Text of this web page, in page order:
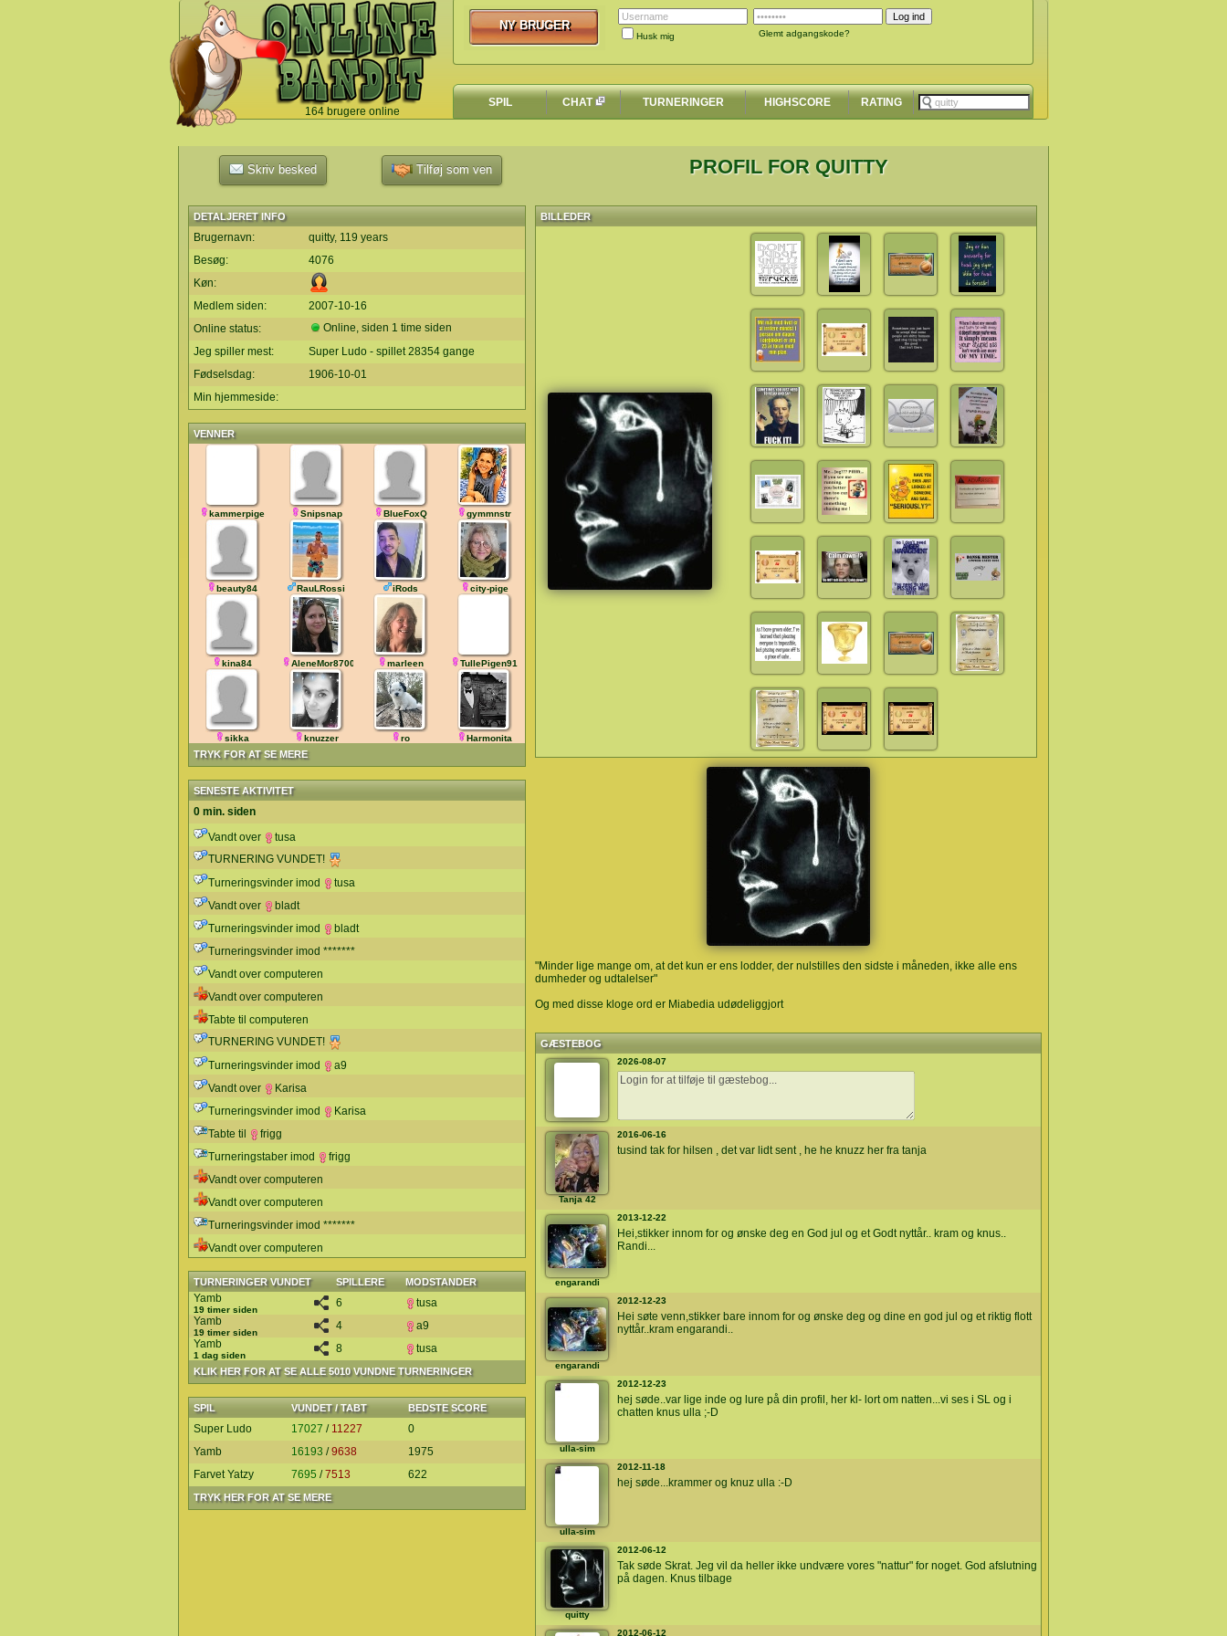
164 brugere online
`
Husk mig Glemt adgangskode?
NY BRUGER
NY BRUGER
SPIL CHAT TURNERINGER HIGHSCORE RATING
Skriv besked Tilføj som ven
DETALJERET INFO
Brugernavn:
quitty, 119 years
Besøg:
4076
Køn:
Medlem siden:
2007-10-16
Online status:
Online, siden 1 time siden
Jeg spiller mest:
Super Ludo - spillet 28354 gange
Fødselsdag:
1906-10-01
Min hjemmeside:
VENNER
TRYK FOR AT SE MERE
kammerpige Snipsnap BlueFoxQ gymmnstr
beauty84 RauLRossi iRods city-pige
kina84 AleneMor8700 marleen TullePigen91
sikka knuzzer ro Harmonita
SENESTE AKTIVITET
0 min. siden
Vandt over
tusa
TURNERING VUNDET!
Turneringsvinder imod
tusa
Vandt over
bladt
Turneringsvinder imod
bladt
Turneringsvinder imod *******
Vandt over computeren
Vandt over computeren
Tabte til computeren
TURNERING VUNDET!
Turneringsvinder imod
a9
Vandt over
Karisa
Turneringsvinder imod
Karisa
Tabte til
frigg
Turneringstaber imod
frigg
Vandt over computeren
Vandt over computeren
Turneringsvinder imod *******
Vandt over computeren
TURNERINGER VUNDET SPILLERE MODSTANDER
KLIK HER FOR AT SE ALLE 5010 VUNDNE TURNERINGER
Yamb
19 timer siden
6
tusa
Yamb
19 timer siden
4
a9
Yamb
1 dag siden
8 tusa
SPIL VUNDET / TABT BEDSTE SCORE
TRYK HER FOR AT SE MERE
Super Ludo 17027 / 11227
0
Yamb
16193 /9638
1975
Farvet Yatzy
7695 /7513 622
PROFIL FOR QUITTY
BILLEDER
"Minder lige mange om, at det kun er ens lodder, der nulstilles den sidste i måneden, ikke alle ens
dumheder og udtalelser"
Og med disse kloge ord er Miabedia udødeliggjort
GÆSTEBOG
2026-08-07
Tanja 42
2016-06-16
tusind tak for hilsen , det var lidt sent , he he knuzz her fra tanja
engarandi
2013-12-22
Hei,stikker innom for og ønske deg en God jul og et Godt nyttår.. kram og knus..
Randi...
engarandi
2012-12-23
Hei søte venn,stikker bare innom for og ønske deg og dine en god jul og et riktig flott
nyttår..kram engarandi..
ulla-sim
2012-12-23
hej søde..var lige inde og lure på din profil, her kl- lort om natten...vi ses i SL og i
chatten knus ulla ;-D
ulla-sim
2012-11-18
hej søde...krammer og knuz ulla :-D
quitty
2012-06-12
Tak søde Skrat. Jeg vil da heller ikke undvære vores "nattur" for noget. God afslutning
på dagen. Knus tilbage
2012-06-12